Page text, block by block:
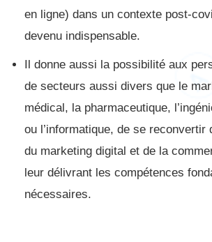
en ligne) dans un contexte post-
devenu indispensable.
Il donne aussi la possibilité aux
de secteurs aussi divers que le
médical, la pharmaceutique,
ou l’informatique, de se reconvertir
du marketing digital et de la
leur délivrant les compétences
nécessaires.